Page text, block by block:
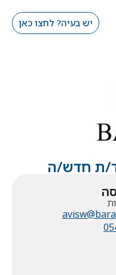
יש בעיה? לחצו כאן
ת חדש/ה